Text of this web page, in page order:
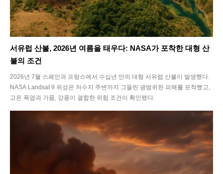
서유럽 산불, 2026년 여름을 태우다: NASA가 포착한 대형 산
불의 조건
2026년 7월 스페인과 프랑스에서 수십년 만의 대형 서유럽 산불이 발생했다.
NASA Landsat 9 위성은 저수지 주변까지 그을린 광범위한 피해를 포착했고,
고온 폭염과 가뭄, 강풍이 결합한 위험 조건이 확인됐다.